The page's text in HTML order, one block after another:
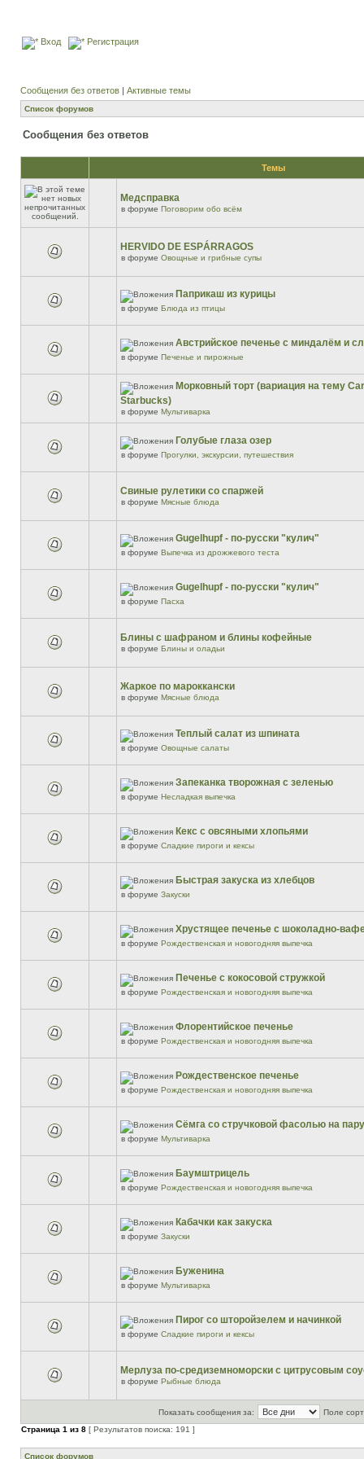
Вход Регистрация
Сообщения без ответов | Активные темы
Список форумов
Сообщения без ответов
Темы
Медсправка
в форуме Поговорим обо всём
HERVIDO DE ESPÁRRAGOS
в форуме Овощные и грибные супы
Паприкаш из курицы
в форуме Блюда из птицы
Австрийское печенье с миндалём и
в форуме Печенье и пирожные
Морковный торт (вариация на тему
Starbucks)
в форуме Мультиварка
Голубые глаза озер
в форуме Прогулки, экскурсии, путешествия
Свиные рулетики со спаржей
в форуме Мясные блюда
Gugelhupf - по-русски "кулич"
в форуме Выпечка из дрожжевого теста
Gugelhupf - по-русски "кулич"
в форуме Пасха
Блины с шафраном и блины кофейные
в форуме Блины и оладьи
Жаркое по мароккански
в форуме Мясные блюда
Теплый салат из шпината
в форуме Овощные салаты
Запеканка творожная с зеленью
в форуме Несладкая выпечка
Кекс с овсяными хлопьями
в форуме Сладкие пироги и кексы
Быстрая закуска из хлебцов
в форуме Закуски
Хрустящее печенье с шоколадно-
в форуме Рождественская и новогодняя выпечка
Печенье с кокосовой стружкой
в форуме Рождественская и новогодняя выпечка
Флорентийское печенье
в форуме Рождественская и новогодняя выпечка
Рождественское печенье
в форуме Рождественская и новогодняя выпечка
Сёмга со стручковой фасолью на пару
в форуме Мультиварка
Баумштрицель
в форуме Рождественская и новогодняя выпечка
Кабачки как закуска
в форуме Закуски
Буженина
в форуме Мультиварка
Пирог со шторойзелем и начинкой
в форуме Сладкие пироги и кексы
Мерлуза по-средиземноморски с цитрусовым
в форуме Рыбные блюда
Показать сообщения за:
Поле
Страница 1 из 8 [ Результатов поиска: 191 ]
Список форумов